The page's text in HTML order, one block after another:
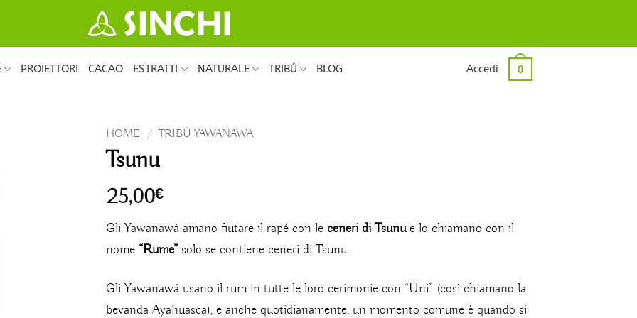
PROIETTORI CACAO ESTRATTI NATURALE TRIBÚ BLOG Accedi 0
HOME / TRIBÙ YAWANAWA
Tsunu
25,00€
Gli Yawanawá amano fiutare il rapé con le ceneri di Tsunue lo chiamano con il
nome “Rume” solo se contiene ceneri di Tsunu.
Gli Yawanawá usano il rum in tutte le loro cerimonie con “Uni” (così chiamano la
bevanda Ayahuasca), e anche quotidianamente, un momento comune è quando si